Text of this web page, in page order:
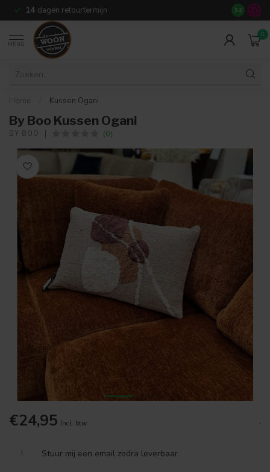
14 dagen retourtermijn 9.2
MENU
0
Home Kussen Ogani
By Boo Kussen Ogani
BY BOO (0)
€24,95 Incl. btw .
! Stuur mij een email zodra leverbaar